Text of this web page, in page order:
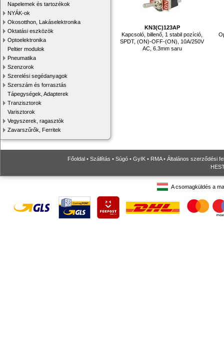
Napelemek és tartozékok
NYÁK-ok
Okosotthon, Lakáselektronika
Oktatási eszközök
Optoelektronika
Peltier modulok
Pneumatika
Szenzorok
Szerelési segédanyagok
Szerszám és forrasztás
Tápegységek, Adapterek
Tranzisztorok
Varisztorok
Vegyszerek, ragasztók
Zavarszűrők, Ferritek
KN3(C)123AP
Kapcsoló, billenő, 1 stabil pozíció,
SPDT, (ON)-OFF-(ON), 10A/250V
AC, 6.3mm saru
Főoldal • Szállítás • Súgó • GyIK • RMA• Általános szerződési
A csomagküldés a